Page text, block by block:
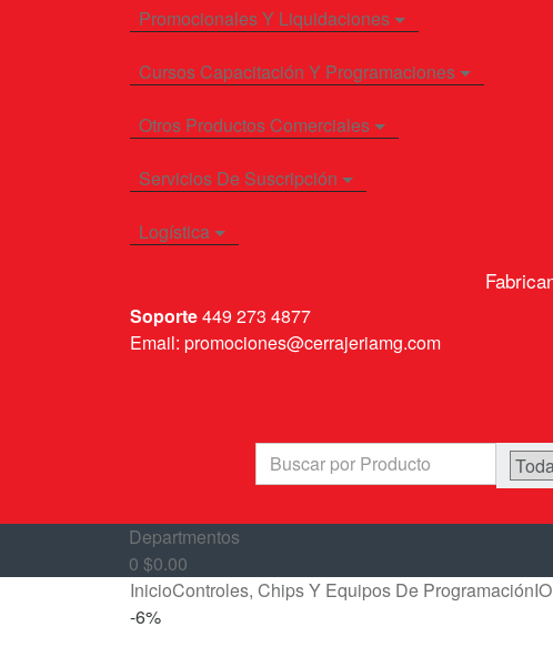
Promocionales Y Liquidaciones
Cursos Capacitación Y Programaciones
Otros Productos Comerciales
Servicios De Suscripción
Logística
Soporte449 273 4877
Email: promociones@cerrajeriamg.com
Departmentos
0 $0.00
InicioControles, Chips Y Equipos De Programación
-6%